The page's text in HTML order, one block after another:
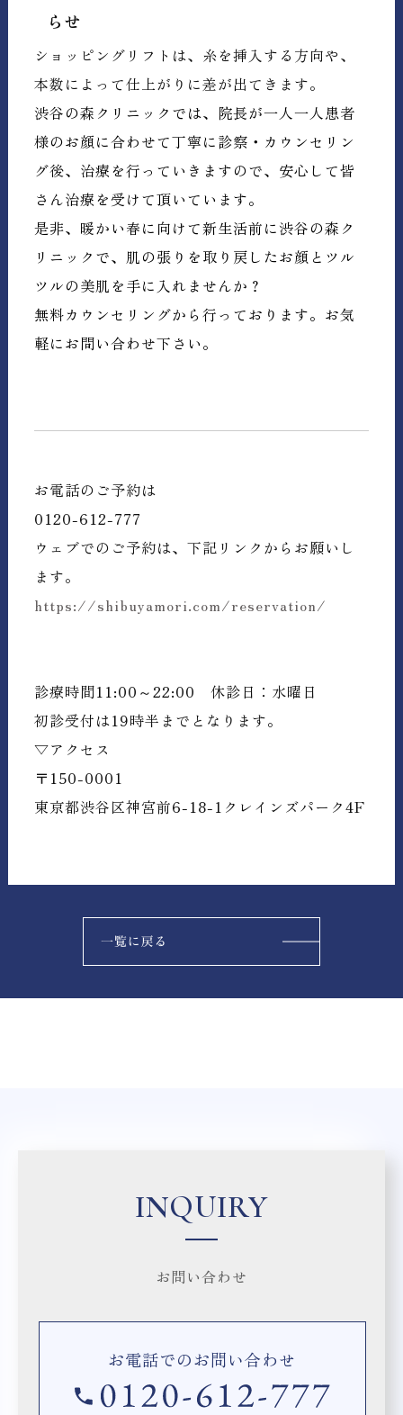
らせ
ショッピングリフトは、糸を挿入する方向や、
本数によって仕上がりに差が出てきます。
渋谷の森クリニックでは、院長が一人一人患者
様のお顔に合わせて丁寧に診察・カウンセリン
グ後、治療を行っていきますので、安心して皆
さん治療を受けて頂いています。
是非、暖かい春に向けて新生活前に渋谷の森ク
リニックで、肌の張りを取り戻したお顔とツル
ツルの美肌を手に入れませんか？
無料カウンセリングから行っております。お気
軽にお問い合わせ下さい。
お電話のご予約は
0120-612-777
ウェブでのご予約は、下記リンクからお願いし
ます。
https://shibuyamori.com/reservation/
診療時間11:00～22:00 休診日：水曜日
初診受付は19時半までとなります。
▽アクセス
〒150-0001
東京都渋谷区神宮前6-18-1クレインズパーク4F
INQUIRY
お問い合わせ
お電話でのお問い合わせ